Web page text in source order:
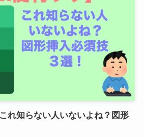
れ知らない人いないよね？図形